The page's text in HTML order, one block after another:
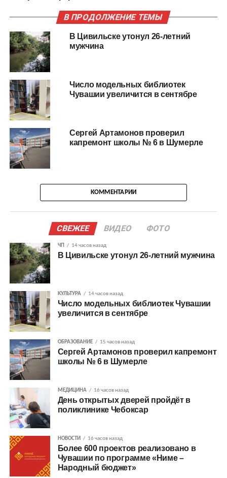
В ПРОДОЛЖЕНИЕ ТЕМЫ
В Цивильске утонул 26-летний
мужчина
Число модельных библиотек
Чувашии увеличится в сентябре
Сергей Артамонов проверил
капремонт школы № 6 в Шумерле
КОММЕНТАРИИ
СВЕЖЕЕ ВИДЕО ФОТО
ЧП 14 часов назад
В Цивильске утонул 26-летний мужчина
КУЛЬТУРА 14 часов назад
Число модельных библиотек Чувашии
увеличится в сентябре
ОБРАЗОВАНИЕ 15 часов назад
Сергей Артамонов проверил капремонт
школы № 6 в Шумерле
МЕДИЦИНА 16 часов назад
День открытых дверей пройдёт в
поликлинике Чебоксар
НОВОСТИ 16 часов назад
Более 600 проектов реализовано в
Чувашии по программе «Ниме –
Народный бюджет»